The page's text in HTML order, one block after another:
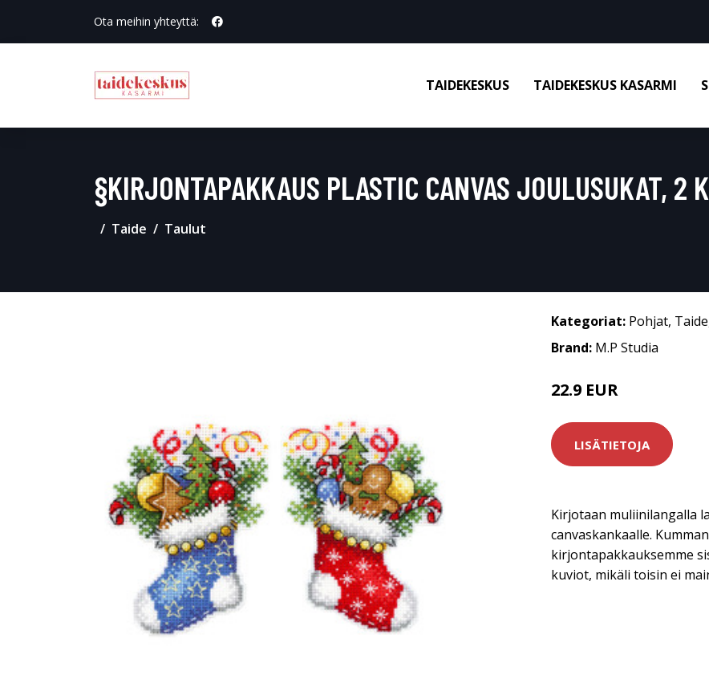
Ota meihin yhteyttä:
TAIDEKESKUS TAIDEKESKUS KASARMI
§KIRJONTAPAKKAUS PLASTIC CANVAS JOULUSUKAT, 2
Taide Taulut
Kategoriat: Pohjat, Taide
Brand: M.P Studia
22.9 EUR
LISÄTIETOJA
Kirjotaan muliinilangalla
canvaskankaalle.
kirjontapakkauksemme
kuviot, mikäli toisin ei